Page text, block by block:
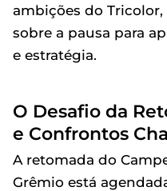
ambições do
sobre a pausa para
e estratégia.
O Desafio da
e Confrontos
A retomada do
Grêmio está